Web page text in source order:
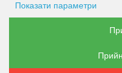
Показати параметри
Зберігання оголошень